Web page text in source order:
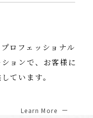
ロフェッショナル
ョンで、お客様に
ています。
Learn More